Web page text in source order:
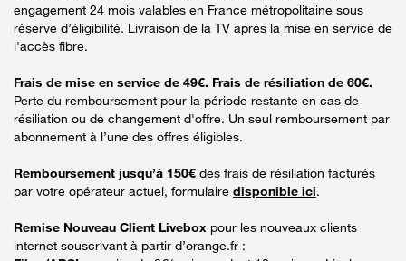
engagement 24 mois valables en France métropolitaine sous
réserve d’éligibilité. Livraison de la TV après la mise en service de
l'accès fibre.
Frais de mise en service de 49€. Frais de résiliation de 60€.
Perte du remboursement pour la période restante en cas de
résiliation ou de changement d'offre. Un seul remboursement par
abonnement à l’une des offres éligibles.
Remboursement jusqu’à 150€ des frais de résiliation facturés
par votre opérateur actuel, formulaire disponible ici.
Remise Nouveau Client Livebox pour les nouveaux clients
internet souscrivant à partir d’orange.fr :